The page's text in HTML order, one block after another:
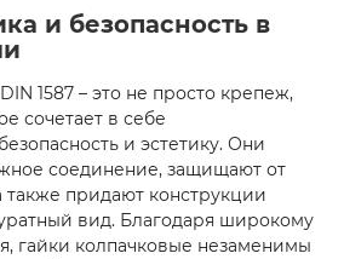
и безопасность в
1587 – это не просто крепеж,
сочетает в себе
и эстетику. Они
соединение, защищают от
придают конструкции
вид. Благодаря широкому
гайки колпачковые незаменимы